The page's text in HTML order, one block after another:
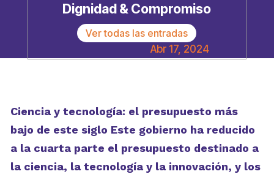
Dignidad & Compromiso
Ver todas las entradas
Abr 17, 2024
Ciencia y tecnología: el presupuesto más
bajo de este siglo Este gobierno ha reducido
a la cuarta parte el presupuesto destinado a
la ciencia, la tecnología y la innovación, y los